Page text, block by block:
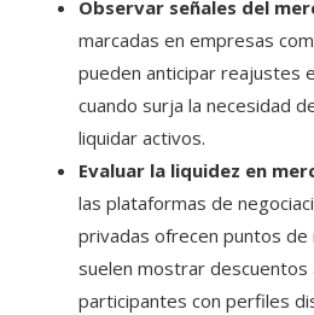
Observar señales del
marcadas en empresas
pueden anticipar reajustes
cuando surja la necesidad
liquidar activos.
Evaluar la liquidez en
las plataformas de
privadas ofrecen puntos de
suelen mostrar descuentos
participantes con perfiles